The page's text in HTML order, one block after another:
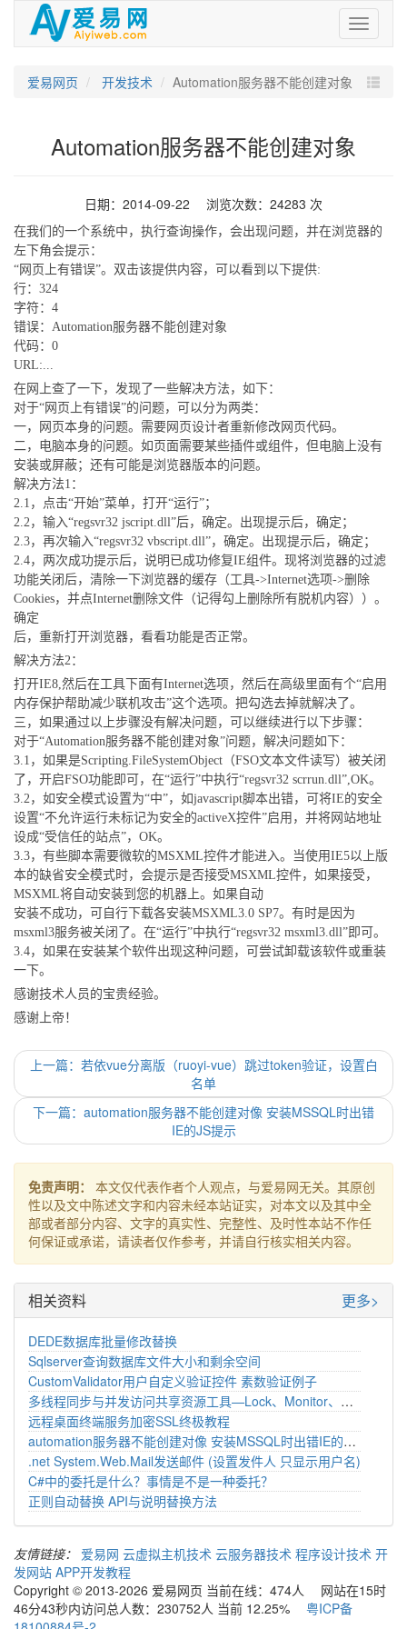
爱
易
爱易网页
开发技术 Automation服务器不能创建对象
Automation服务器不能创建对象
日期：2014-09-22 浏览次数：24283 次
在我们的一个系统中，执行查询操作，会出现问题，并在浏览器的
左下角会提示：
“网页上有错误”。双击该提供内容，可以看到以下提供:
行：324
字符：4
错误：Automation服务器不能创建对象
代码：0
URL:...
在网上查了一下，发现了一些解决方法，如下：
对于“网页上有错误”的问题，可以分为两类：
一，网页本身的问题。需要网页设计者重新修改网页代码。
二，电脑本身的问题。如页面需要某些插件或组件，但电脑上没有
安装或屏蔽；还有可能是浏览器版本的问题。
解决方法1：
2.1，点击“开始”菜单，打开“运行”；
2.2，输入“regsvr32 jscript.dll”后，确定。出现提示后，确定；
2.3，再次输入“regsvr32 vbscript.dll”，确定。出现提示后，确定；
2.4，两次成功提示后，说明已成功修复IE组件。现将浏览器的过滤
功能关闭后，清除一下浏览器的缓存（工具->Internet选项->删除
Cookies，并点Internet删除文件（记得勾上删除所有脱机内容））。
确定
后，重新打开浏览器，看看功能是否正常。
解决方法2：
打开IE8,然后在工具下面有Internet选项，然后在高级里面有个“启用
内存保护帮助减少联机攻击”这个选项。把勾选去掉就解决了。
三，如果通过以上步骤没有解决问题，可以继续进行以下步骤：
对于“Automation服务器不能创建对象”问题，解决问题如下：
3.1，如果是Scripting.FileSystemObject（FSO文本文件读写）被关闭
了，开启FSO功能即可，在“运行”中执行“regsvr32 scrrun.dll”,OK。
3.2，如安全模式设置为“中”，如javascript脚本出错，可将IE的安全
设置“不允许运行未标记为安全的activeX控件”启用，并将网站地址
设成“受信任的站点”，OK。
3.3，有些脚本需要微软的MSXML控件才能进入。当使用IE5以上版
本的缺省安全模式时，会提示是否接受MSXML控件，如果接受，
MSXML将自动安装到您的机器上。如果自动
安装不成功，可自行下载各安装MSXML3.0 SP7。有时是因为
msxml3服务被关闭了。在“运行”中执行“regsvr32 msxml3.dll”即可。
3.4，如果在安装某个软件出现这种问题，可尝试卸载该软件或重装
一下。
感谢技术人员的宝贵经验。
感谢上帝！
上一篇：若依vue分离版（ruoyi-vue）跳过token验证，设置白
名单
下一篇：automation服务器不能创建对像 安装MSSQL时出错
IE的JS提示
免责声明：
本文仅代表作者个人观点，与爱易网无关。其原创
性以及文中陈述文字和内容未经本站证实，对本文以及其中全
部或者部分内容、文字的真实性、完整性、及时性本站不作任
何保证或承诺，请读者仅作参考，并请自行核实相关内容。
相关资料 更多>
DEDE数据库批量修改替换
Sqlserver查询数据库文件大小和剩余空间
CustomValidator用户自定义验证控件 素数验证例子
多线程同步与并发访问共享资源工具—Lock、Monitor、Mutex、Semaphore .
远程桌面终端服务加密SSL终极教程
automation服务器不能创建对像 安装MSSQL时出错IE的JS提示
.net System.Web.Mail发送邮件 (设置发件人 只显示用户名)
C#中的委托是什么？事情是不是一种委托？
正则自动替换 API与说明替换方法
友情链接： 爱易网 云虚拟主机技术 云服务器技术 程序设计技术 开
发网站 APP开发教程
Copyright © 2013-2026 爱易网页 当前在线：474人 网站在15时
46分43秒内访问总人数：230752人 当前 12.25% 粤ICP备